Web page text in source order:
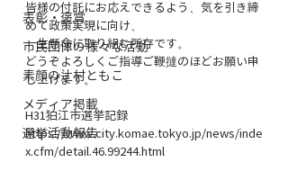
表彰・褒賞
市民団体の様々な活動
素顔の辻村ともこ
メディア掲載
選挙活動報告
皆様の付託にお応えできるよう、気を引き締
めて政策実現に向け、
一生懸命に取り組む所存です。
どうぞよろしくご指導ご鞭撻のほどお願い申
し上げます。
H31狛江市選挙記録
https://www.city.komae.tokyo.jp/news/inde
x.cfm/detail.46.99244.html